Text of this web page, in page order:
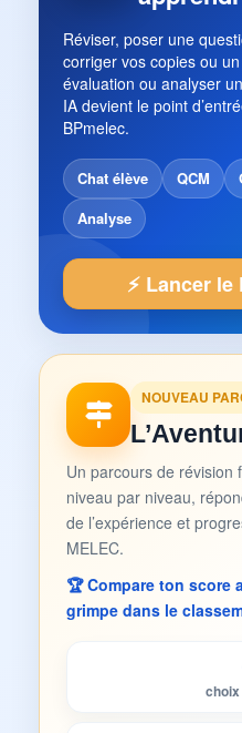
Réviser, poser une
corriger vos copies ou
évaluation ou analyser
IA devient le point
BPmelec.
Chat élève QCM
Analyse
⚡ Lancer
NOUVEAU
Un parcours de révision
niveau par niveau,
de l’expérience et
MELEC.
🏆 Compare ton score
grimpe dans le